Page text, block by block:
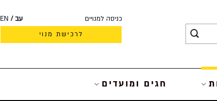
כניסה למנויים עב
EN
לרכישת מנוי
חגים ומועדים